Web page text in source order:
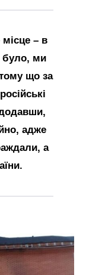
– в
було, ми
що за
адже
а